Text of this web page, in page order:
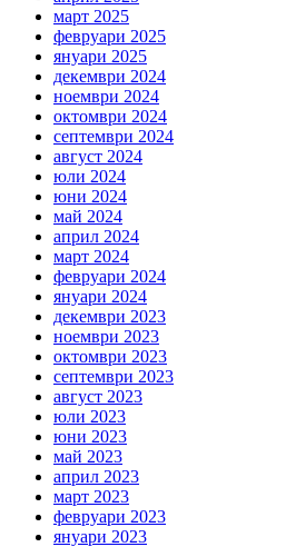
март 2025
февруари 2025
януари 2025
декември 2024
ноември 2024
октомври 2024
септември 2024
август 2024
юли 2024
юни 2024
май 2024
април 2024
март 2024
февруари 2024
януари 2024
декември 2023
ноември 2023
октомври 2023
септември 2023
август 2023
юли 2023
юни 2023
май 2023
април 2023
март 2023
февруари 2023
януари 2023